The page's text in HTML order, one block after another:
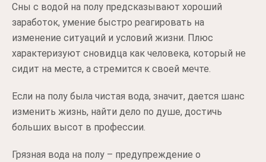
Сны с водой на полу предсказывают хороший
заработок, умение быстро реагировать на
изменение ситуаций и условий жизни. Плюс
характеризуют сновидца как человека, который не
сидит на месте, а стремится к своей мечте.
Если на полу была чистая вода, значит, дается шанс
изменить жизнь, найти дело по душе, достичь
больших высот в профессии.
Грязная вода на полу – предупреждение о